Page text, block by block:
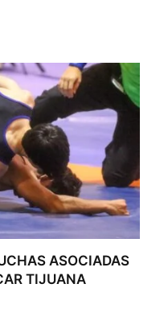
ASOCIADAS
TIJUANA